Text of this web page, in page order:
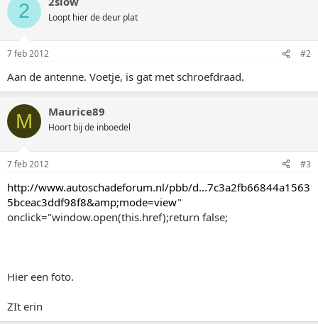
2 Loopt hier de deur plat
7 feb 2012 #2
Aan de antenne. Voetje, is gat met schroefdraad.
M Maurice89
Hoort bij de inboedel
7 feb 2012 #3
http://www.autoschadeforum.nl/pbb/d...7c3a2fb66844a1563
5bceac3ddf98f8&amp;mode=view"
onclick="window.open(this.href);return false;
Hier een foto.
ZIt erin